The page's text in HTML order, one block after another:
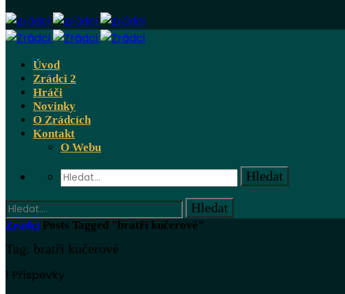
Úvod
Zrádci 2
Hráči
Novinky
O Zrádcích
Kontakt
O Webu
Zrádci Posts Tagged "bratři kučerové"
Tag: bratři kučerové
1 Příspevky